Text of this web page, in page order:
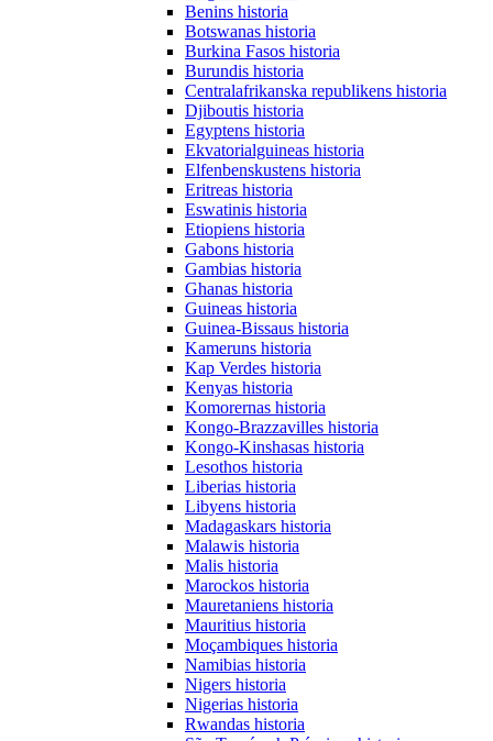
Benins historia
Botswanas historia
Burkina Fasos historia
Burundis historia
Centralafrikanska republikens historia
Djiboutis historia
Egyptens historia
Ekvatorialguineas historia
Elfenbenskustens historia
Eritreas historia
Eswatinis historia
Etiopiens historia
Gabons historia
Gambias historia
Ghanas historia
Guineas historia
Guinea-Bissaus historia
Kameruns historia
Kap Verdes historia
Kenyas historia
Komorernas historia
Kongo-Brazzavilles historia
Kongo-Kinshasas historia
Lesothos historia
Liberias historia
Libyens historia
Madagaskars historia
Malawis historia
Malis historia
Marockos historia
Mauretaniens historia
Mauritius historia
Moçambiques historia
Namibias historia
Nigers historia
Nigerias historia
Rwandas historia